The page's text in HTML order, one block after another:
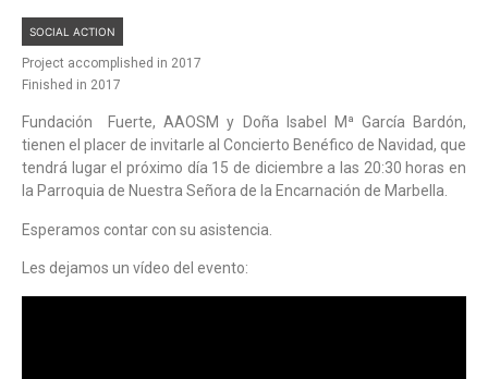
SOCIAL ACTION
Project accomplished in 2017
Finished in 2017
Fundación Fuerte, AAOSM y Doña Isabel Mª García Bardón,
tienen el placer de invitarle al Concierto Benéfico de Navidad, que
tendrá lugar el próximo día 15 de diciembre a las 20:30 horas en
la Parroquia de Nuestra Señora de la Encarnación de Marbella.
Esperamos contar con su asistencia.
Les dejamos un vídeo del evento: